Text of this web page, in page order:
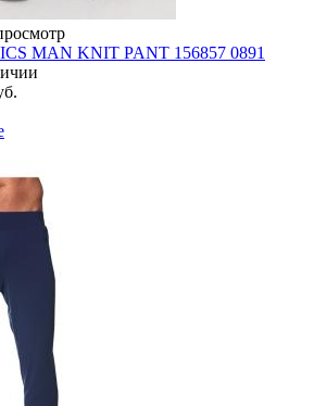
MAN KNIT PANT 156857 0891